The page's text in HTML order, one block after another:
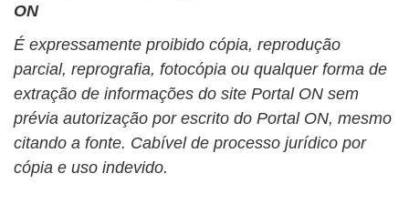
ON
É expressamente proibido cópia, reprodução
parcial, reprografia, fotocópia ou qualquer forma de
extração de informações do site Portal ON sem
prévia autorização por escrito do Portal ON, mesmo
citando a fonte. Cabível de processo jurídico por
cópia e uso indevido.